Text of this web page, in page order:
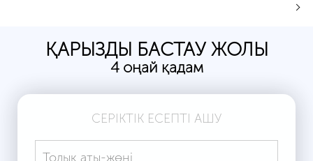
ҚАРЫЗДЫ БАСТАУ ЖОЛЫ
4 оңай қадам
СЕРІКТІК ЕСЕПТІ АШУ